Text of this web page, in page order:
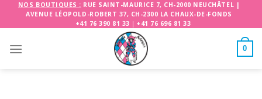
NOS BOUTIQUES : RUE SAINT-MAURICE 7, CH-2000 NEUCHÂTEL |
AVENUE LÉOPOLD-ROBERT 37, CH-2300 LA CHAUX-DE-FONDS
+41 76 390 81 33 | +41 76 696 81 33
0